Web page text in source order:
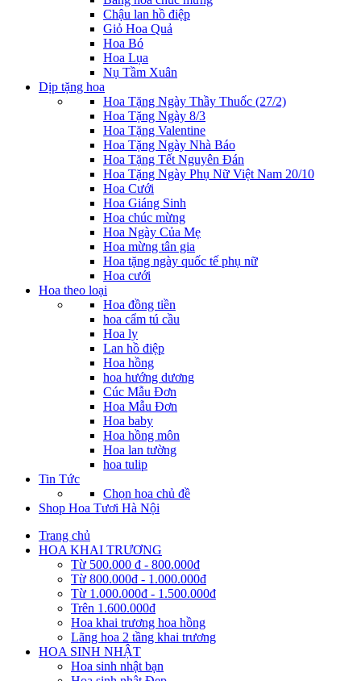
Chậu lan hồ điệp
Giỏ Hoa Quả
Hoa Bó
Hoa Lụa
Nụ Tầm Xuân
Dịp tặng hoa
Hoa Tặng Ngày Thầy Thuốc (27/2)
Hoa Tặng Ngày 8/3
Hoa Tặng Valentine
Hoa Tặng Ngày Nhà Báo
Hoa Tặng Tết Nguyên Đán
Hoa Tặng Ngày Phụ Nữ Việt Nam 20/10
Hoa Cưới
Hoa Giáng Sinh
Hoa chúc mừng
Hoa Ngày Của Mẹ
Hoa mừng tân gia
Hoa tặng ngày quốc tế phụ nữ
Hoa cưới
Hoa theo loại
Hoa đồng tiền
hoa cẩm tú cầu
Hoa ly
Lan hồ điệp
Hoa hồng
hoa hướng dương
Cúc Mẫu Đơn
Hoa Mẫu Đơn
Hoa baby
Hoa hồng môn
Hoa lan tường
hoa tulip
Tin Tức
Chọn hoa chủ đề
Shop Hoa Tươi Hà Nội
Trang chủ
HOA KHAI TRƯƠNG
Từ 500.000 đ - 800.000đ
Từ 800.000đ - 1.000.000đ
Từ 1.000.000đ - 1.500.000đ
Trên 1.600.000đ
Hoa khai trương hoa hồng
Lãng hoa 2 tầng khai trương
HOA SINH NHẬT
Hoa sinh nhật bạn